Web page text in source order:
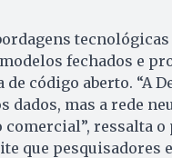
fechados e
de código aberto. “A
dados, mas a rede
ressalta o
que pesquisadores